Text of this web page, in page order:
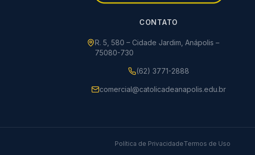
CONTATO
R. 5, 580 – Cidade Jardim, Anápolis –
75080-730
(62) 3771-2888
comercial@catolicadeanapolis.edu.br
Política de PrivacidadeTermos de Uso